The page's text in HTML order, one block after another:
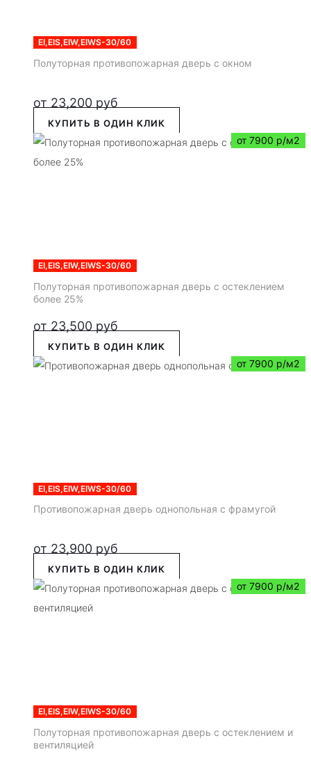
EI,EIS,EIW,EIWS-30/60
Полуторная противопожарная дверь с окном
от 23,200 руб
КУПИТЬ В ОДИН КЛИК
от 7900 р/м2
EI,EIS,EIW,EIWS-30/60
Полуторная противопожарная дверь с остеклением
более 25%
от 23,500 руб
КУПИТЬ В ОДИН КЛИК
от 7900 р/м2
EI,EIS,EIW,EIWS-30/60
Противопожарная дверь однопольная с фрамугой
от 23,900 руб
КУПИТЬ В ОДИН КЛИК
от 7900 р/м2
EI,EIS,EIW,EIWS-30/60
Полуторная противопожарная дверь с остеклением и
вентиляцией